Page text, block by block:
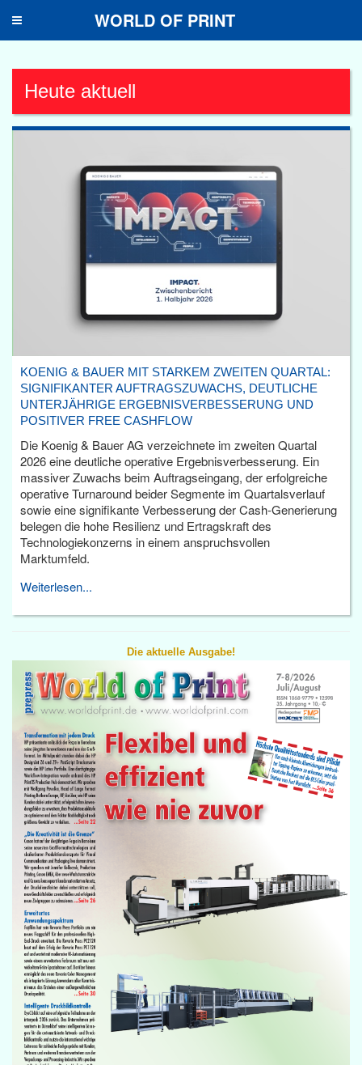
Toggle
WORLD OF PRINT
Heute aktuell
KOENIG & BAUER MIT STARKEM ZWEITEN QUARTAL:
SIGNIFIKANTER AUFTRAGSZUWACHS, DEUTLICHE
UNTERJÄHRIGE ERGEBNISVERBESSERUNG UND
POSITIVER FREE CASHFLOW
Die Koenig & Bauer AG verzeichnete im zweiten Quartal
2026 eine deutliche operative Ergebnisverbesserung. Ein
massiver Zuwachs beim Auftragseingang, der erfolgreiche
operative Turnaround beider Segmente im Quartalsverlauf
sowie eine signifikante Verbesserung der Cash-Generierung
belegen die hohe Resilienz und Ertragskraft des
Technologiekonzerns in einem anspruchsvollen
Marktumfeld.
Weiterlesen...
Die aktuelle Ausgabe!